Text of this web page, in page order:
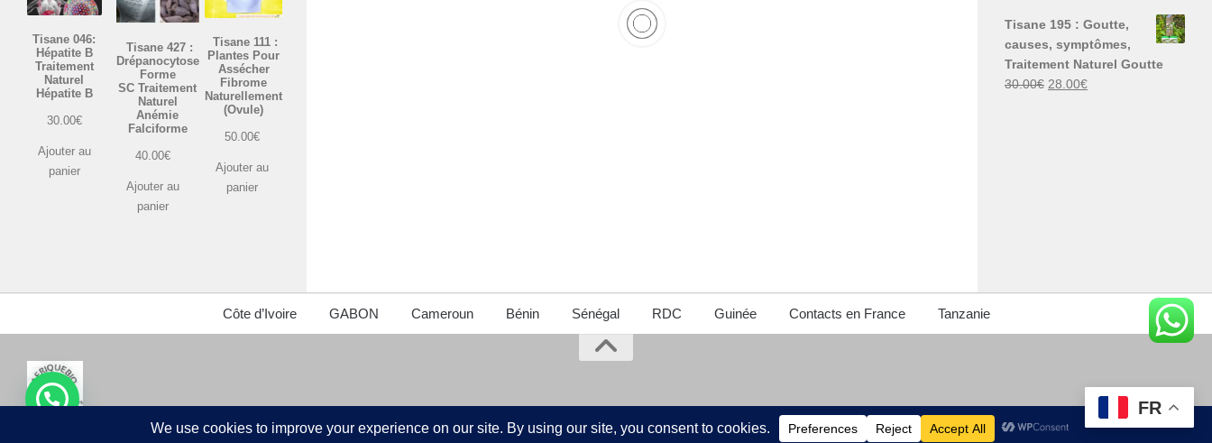
Tisane 046:
Hépatite B
Traitement
Naturel
Hépatite B
30.00€
Ajouter au
panier
Tisane 427 :
Drépanocytose
Forme
SC Traitement
Naturel
Anémie
Falciforme
40.00€
Ajouter au
panier
Tisane 111 :
Plantes Pour
Assécher
Fibrome
Naturellement
(Ovule)
50.00€
Ajouter au
panier
30.00€.
est :
Tisane 195 : Goutte,
causes, symptômes,
Traitement Naturel Goutte
30.00€ Le
28.00€Le
Côte d’Ivoire GABON Cameroun Bénin Sénégal RDC Guinée Contacts en France Tanzanie
FR